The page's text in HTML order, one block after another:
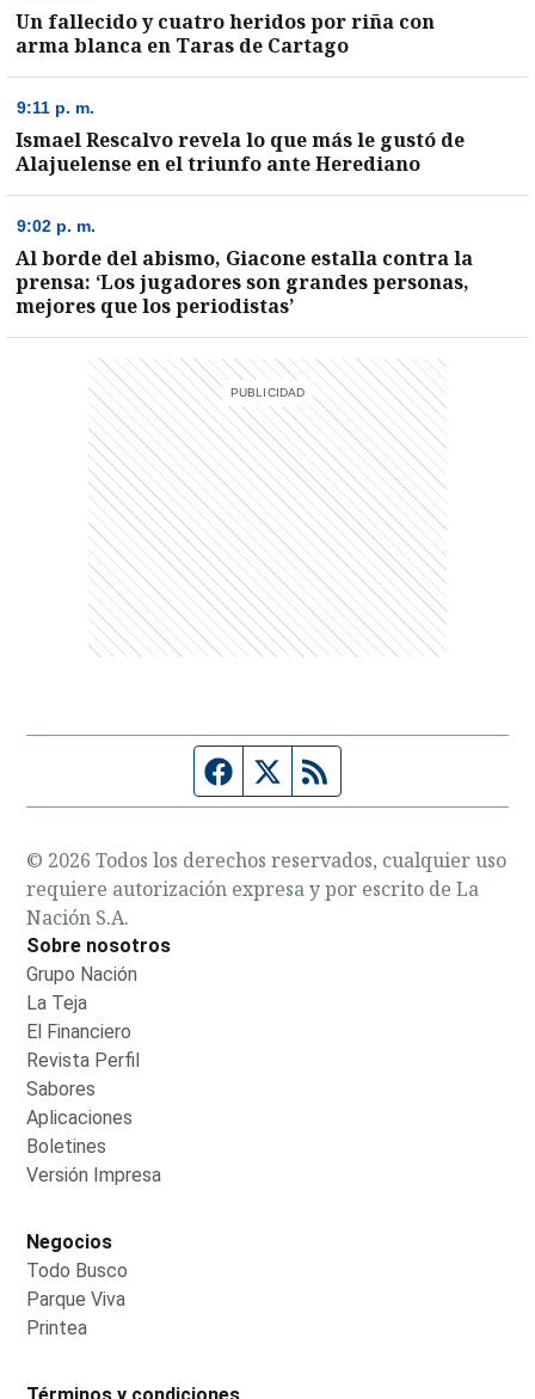
Un fallecido y cuatro heridos por riña con
arma blanca en Taras de Cartago
9:11 p. m.
Ismael Rescalvo revela lo que más le gustó de
Alajuelense en el triunfo ante Herediano
9:02 p. m.
Al borde del abismo, Giacone estalla contra la
prensa: ‘Los jugadores son grandes personas,
mejores que los periodistas’
Página de Facebook
Fuente Twitter
© 2026 Todos los derechos reservados, cualquier uso
requiere autorización expresa y por escrito de La
Nación S.A.
Sobre nosotros
Grupo Nación
La Teja
El Financiero
Revista Perfil
Sabores
Aplicaciones
Boletines
Versión Impresa
Negocios
Todo Busco
Parque Viva
Printea